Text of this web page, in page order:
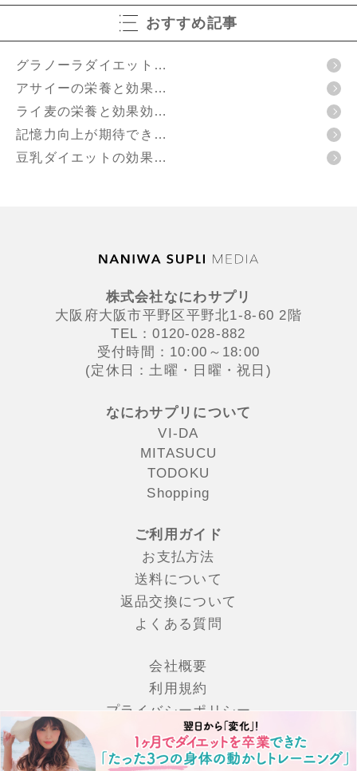
おすすめ記事
グラノーラダイエット…
アサイーの栄養と効果…
ライ麦の栄養と効果効…
記憶力向上が期待でき…
豆乳ダイエットの効果…
株式会社なにわサプリ
大阪府大阪市平野区平野北1-8-60 2階
TEL：0120-028-882
受付時間：10:00～18:00
(定休日：土曜・日曜・祝日)
なにわサプリについて
VI-DA
MITASUCU
TODOKU
Shopping
ご利用ガイド
お支払方法
送料について
返品交換について
よくある質問
会社概要
利⽤規約
プライバシーポリシー
特定商取引法の表記